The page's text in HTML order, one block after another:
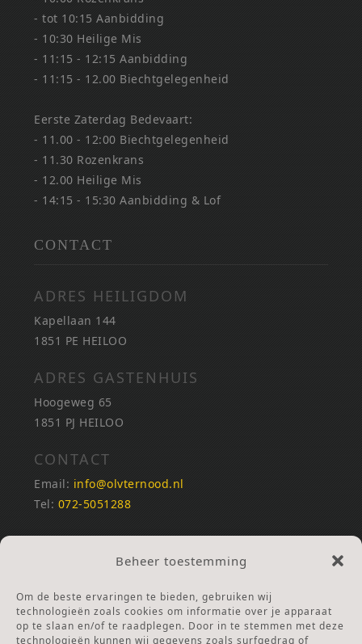
Beheer toestemming
Om de beste ervaringen te bieden, gebruiken wij
technologieën zoals cookies om informatie over je apparaat
op te slaan en/of te raadplegen. Door in te stemmen met deze
technologieën kunnen wij gegevens zoals surfgedrag of
- tot 10:15 Aanbidding
- 10:30 Heilige Mis
- 11:15 - 12:15 Aanbidding
- 11:15 - 12.00 Biechtgelegenheid
Eerste Zaterdag Bedevaart:
- 11.00 - 12:00 Biechtgelegenheid
- 11.30 Rozenkrans
- 12.00 Heilige Mis
- 14:15 - 15:30 Aanbidding & Lof
CONTACT
ADRES HEILIGDOM
Kapellaan 144
1851 PE HEILOO
ADRES GASTENHUIS
Hoogeweg 65
1851 PJ HEILOO
CONTACT
Email: info@olvternood.nl
Tel: 072-5051288
REKENINGNUMMERS
NL25INGB0000672168
Ga naar Doneren